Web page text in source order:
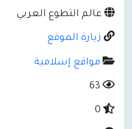
عالم التطوع العربي
زيارة الموقع
مواقع إسلامية